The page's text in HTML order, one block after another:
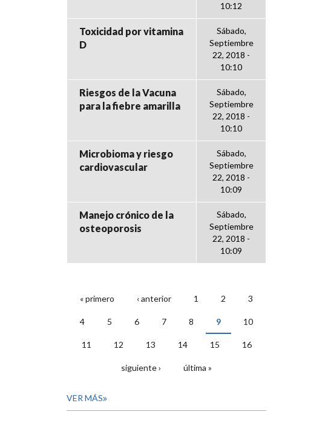
10:12
Toxicidad por vitamina
D
Sábado,
Septiembre
22, 2018 -
10:10
Riesgos de la Vacuna
para la fiebre amarilla
Sábado,
Septiembre
22, 2018 -
10:10
Microbioma y riesgo
cardiovascular
Sábado,
Septiembre
22, 2018 -
10:09
Manejo crónico de la
osteoporosis
Sábado,
Septiembre
22, 2018 -
10:09
PÁGINAS
« primero ‹ anterior 1 2 3
4 5 6 7 8 9 10
11 12 13 14 15 16
siguiente › última »
VER MÁS